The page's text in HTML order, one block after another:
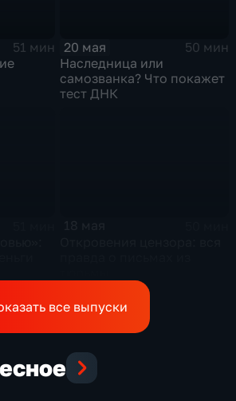
51 мин
20 мая
50 мин
Наследница или
самозванка? Что покажет
тест ДНК
все выпуски